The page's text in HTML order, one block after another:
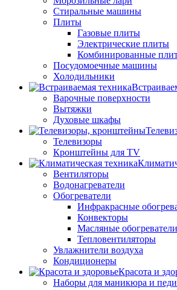
Стиральные машины
Плиты
Газовые плиты
Электрические плиты
Комбинированные
Посудомоечные машины
Холодильники
Варочные поверхности
Вытяжки
Духовые шкафы
Телевизоры
Кронштейны для TV
Вентиляторы
Водонагреватели
Обогреватели
Инфракрасные
Конвекторы
Масляные обогреватели
Тепловентиляторы
Увлажнители воздуха
Кондиционеры
Красота и
Наборы для маникюра и